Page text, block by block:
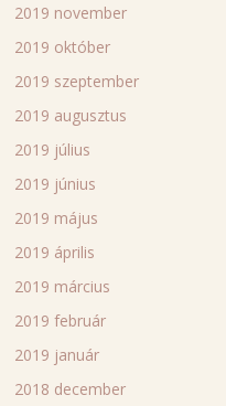
2019 november
2019 október
2019 szeptember
2019 augusztus
2019 július
2019 június
2019 május
2019 április
2019 március
2019 február
2019 január
2018 december